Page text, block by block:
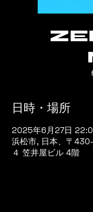
日時・場所
2025年6月27日
浜松市, 日本、〒
４ 笠井屋ビル 4階